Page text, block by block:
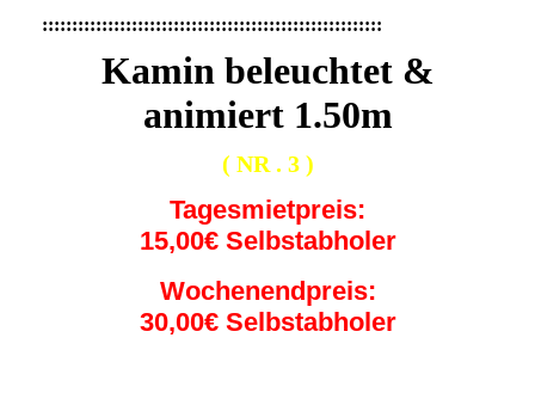
:::::::::::::::::::::::::::::::::::::::::::::::::::::::::
Kamin beleuchtet &
animiert 1.50m
( NR . 3 )
Tagesmietpreis:
15,00€ Selbstabholer
Wochenendpreis:
30,00€ Selbstabholer